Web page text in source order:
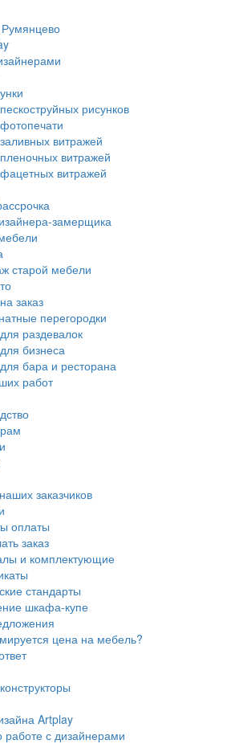
рисунков
витражей
витражей
витражей
замерщика
старой мебели
заказ
перегородки
раздевалок
бизнеса
бара и ресторана
работ
заказчиков
оплаты
заказ
и комплектующие
стандарты
шкафа-купе
цена на мебель?
Artplay
работе с дизайнерами